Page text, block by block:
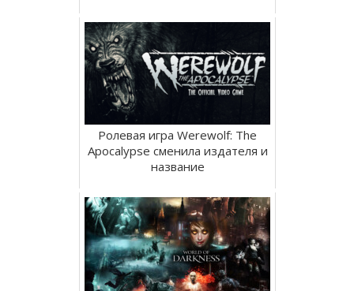
Ролевая игра Werewolf: The
Apocalypse сменила издателя и
название